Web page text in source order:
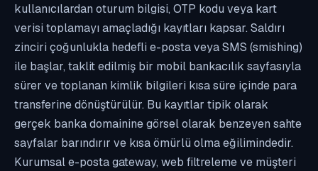
kullanıcılardan oturum bilgisi, OTP kodu veya kart
verisi toplamayı amaçladığı kayıtları kapsar. Saldırı
zinciri çoğunlukla hedefli e-posta veya SMS (smishing)
ile başlar, taklit edilmiş bir mobil bankacılık sayfasıyla
sürer ve toplanan kimlik bilgileri kısa süre içinde para
transferine dönüştürülür. Bu kayıtlar tipik olarak
gerçek banka domainine görsel olarak benzeyen sahte
sayfalar barındırır ve kısa ömürlü olma eğilimindedir.
Kurumsal e-posta gateway, web filtreleme ve müşteri